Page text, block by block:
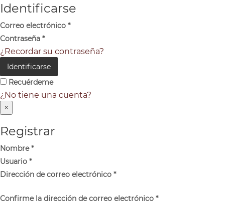
Identificarse
Correo electrónico *
Contraseña *
¿Recordar su contraseña?
Identificarse
Recuérdeme
¿No tiene una cuenta?
×
Registrar
Nombre*
Usuario *
Dirección de correo electrónico *
Confirme la dirección de correo electrónico *